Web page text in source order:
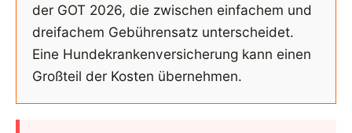
der GOT 2026, die zwischen einfachem und
dreifachem Gebührensatz unterscheidet.
Eine Hundekrankenversicherung kann einen
Großteil der Kosten übernehmen.